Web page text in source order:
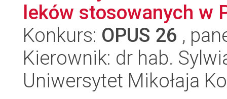
leków stosowanych w
Konkurs: OPUS 26 ,
Kierownik: dr hab.
Uniwersytet Mikołaja